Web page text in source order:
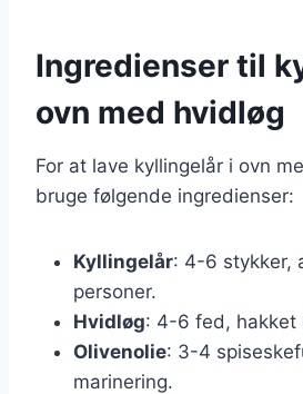
Ingredienser til
ovn med hvidløg
For at lave kyllingelår i ovn
bruge følgende ingredienser:
Kyllingelår: 4-6 stykker,
personer.
Hvidløg: 4-6 fed, hakket
Olivenolie: 3-4
marinering.